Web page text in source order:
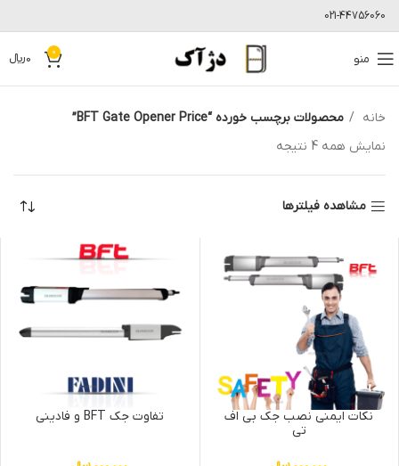
021-44756060
منو 0
0﷼
خانه
محصولات برچسب خورده “BFT Gate Opener Price”
نمایش همه 4 نتیجه
مشاهده فیلترها
نکات ایمنی نصب جک بی اف
تی
تفاوت جک BFT و فادینی